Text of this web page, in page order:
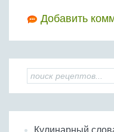
Добавить
Кулинарный